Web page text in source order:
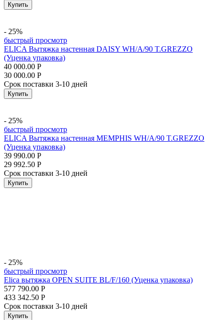
Купить
- 25%
быстрый просмотр
ELICA Вытяжка настенная DAISY WH/A/90 T.GREZZO
(Уценка упаковка)
40 000.00 Р
30 000.00 Р
Срок поставки 3-10 дней
Купить
- 25%
быстрый просмотр
ELICA Вытяжка настенная MEMPHIS WH/A/90 T.GREZZO
(Уценка упаковка)
39 990.00 Р
29 992.50 Р
Срок поставки 3-10 дней
Купить
- 25%
быстрый просмотр
Elica вытяжка OPEN SUITE BL/F/160 (Уценка упаковка)
577 790.00 Р
433 342.50 Р
Срок поставки 3-10 дней
Купить